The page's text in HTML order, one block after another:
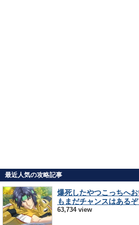
最近人気の攻略記事
爆死したやつこっちへ
もまだチャンスはあるぞ
63,734 view